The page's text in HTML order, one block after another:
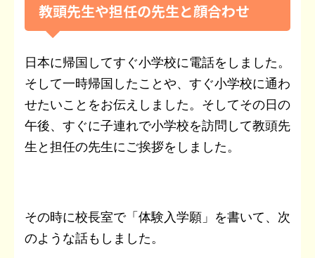
教頭先生や担任の先生と顔合わせ
日本に帰国してすぐ小学校に電話をしました。
そして一時帰国したことや、すぐ小学校に通わ
せたいことをお伝えしました。そしてその日の
午後、すぐに子連れで小学校を訪問して教頭先
生と担任の先生にご挨拶をしました。
その時に校長室で「体験入学願」を書いて、次
のような話もしました。